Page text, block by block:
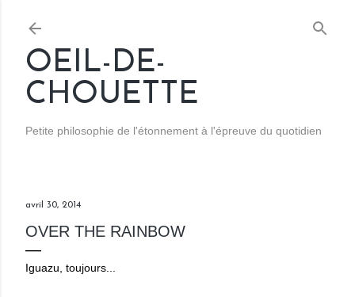
OEIL-DE-
CHOUETTE
Petite philosophie de l'étonnement à l'épreuve du quotidien
avril 30, 2014
OVER THE RAINBOW
Iguazu, toujours...